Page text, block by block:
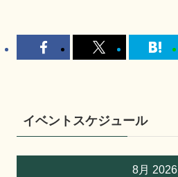
イベントスケジュール
8月 2026